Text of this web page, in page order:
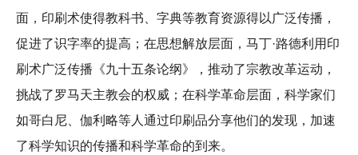
面，印刷术使得教科书、字典等教育资源得以广泛传播，
促进了识字率的提高；在思想解放层面，马丁·路德利用印
刷术广泛传播《九十五条论纲》，推动了宗教改革运动，
挑战了罗马天主教会的权威；在科学革命层面，科学家们
如哥白尼、伽利略等人通过印刷品分享他们的发现，加速
了科学知识的传播和科学革命的到来。